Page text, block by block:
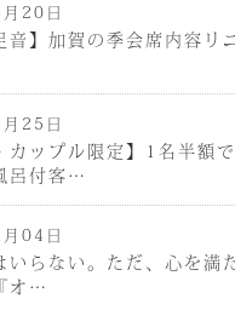
20日
音】加賀の季会席内容リ
25日
カップル限定】1名半額
呂付客…
04日
いらない。ただ、心を満
オ…